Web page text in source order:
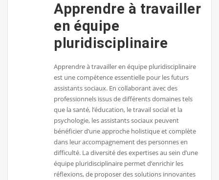
Apprendre à travailler
en équipe
pluridisciplinaire
Apprendre à travailler en équipe pluridisciplinaire
est une compétence essentielle pour les futurs
assistants sociaux. En collaborant avec des
professionnels issus de différents domaines tels
que la santé, l’éducation, le travail social et la
psychologie, les assistants sociaux peuvent
bénéficier d’une approche holistique et complète
dans leur accompagnement des personnes en
difficulté. La diversité des expertises au sein d’une
équipe pluridisciplinaire permet d’enrichir les
réflexions, de proposer des solutions innovantes